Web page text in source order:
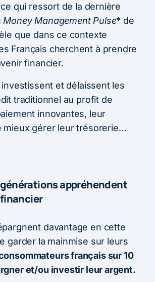
qui ressort de la dernière
Money Management Pulse* de
que dans ce contexte
Français cherchent à prendre
financier.
et délaissent les
traditionnel au profit de
innovantes, leur
mieux gérer leur trésorerie…
appréhendent
davantage en cette
garder la mainmise sur leurs
français sur 10
et/ou investir leur argent.